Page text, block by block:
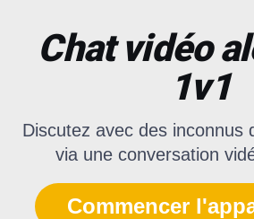
Chat vidéo
1v1
Discutez avec des inconnus
via une conversation
Commencer